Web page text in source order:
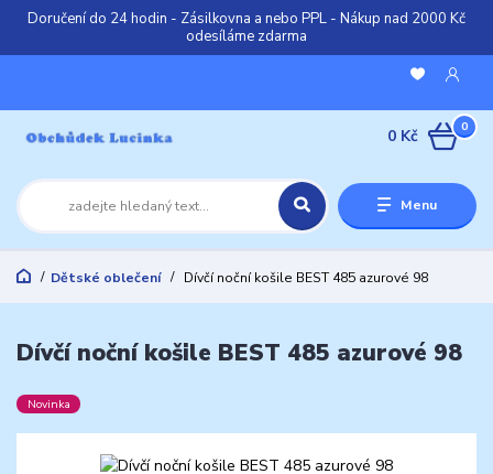
Doručení do 24 hodin - Zásilkovna a nebo PPL - Nákup nad 2000 Kč
odesíláme zdarma
Menu
0
0 Kč
Dětské oblečení Dívčí noční košile BEST 485 azurové 98
Dívčí noční košile BEST 485 azurové 98
Novinka